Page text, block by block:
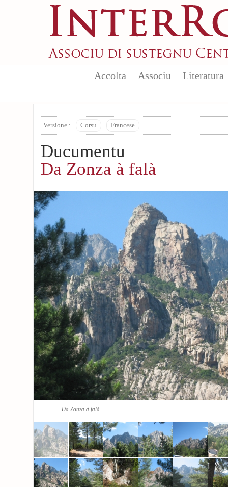
Accolta Associu Literatura
Versione : Corsu Francese
Ducumentu
Da Zonza à falà
Da Zonza à falà